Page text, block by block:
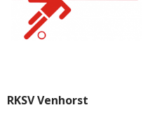
RKSV Venhorst